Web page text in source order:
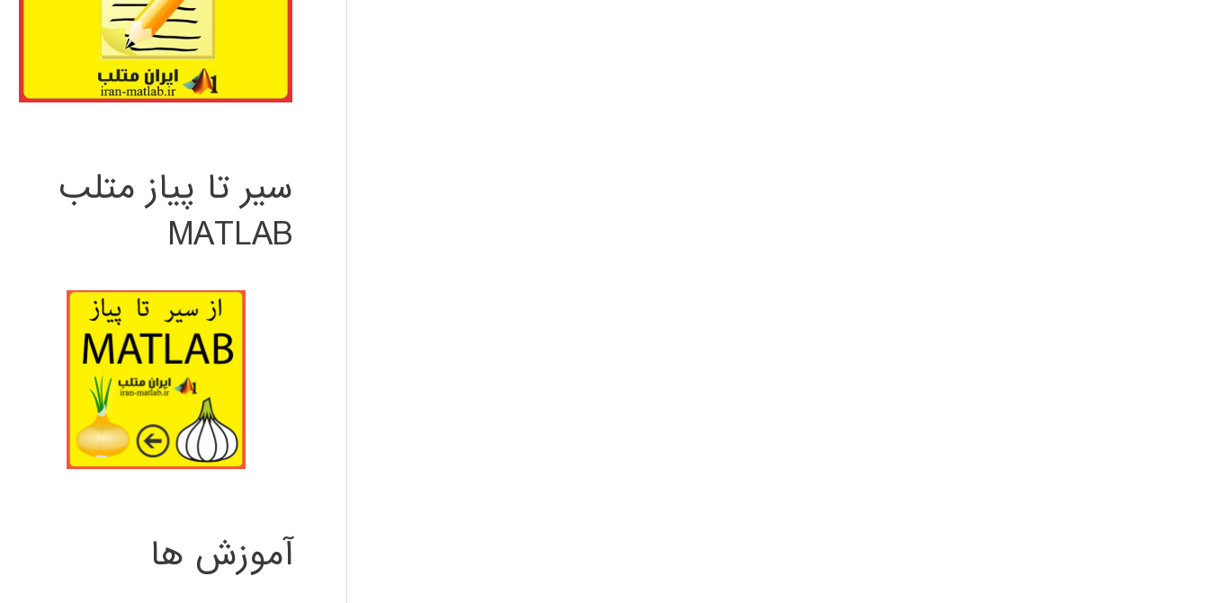
سیر تا پیاز متلب
MATLAB
آموزش ها